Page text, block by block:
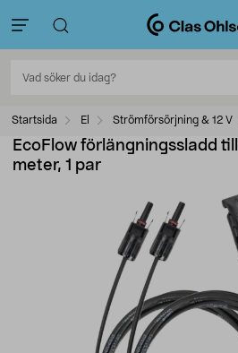
Startsida El Strömförsörjning & 12 V
EcoFlow förlängningssladd
meter, 1 par